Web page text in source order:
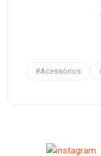
#Acessórios